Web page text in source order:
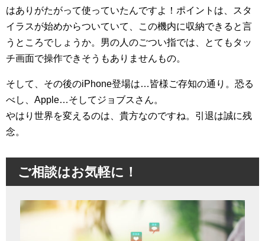
はありがたがって使っていたんですよ！ポイントは、スタ
イラスが始めからついていて、この機内に収納できると言
うところでしょうか。男の人のごつい指では、とてもタッ
チ画面で操作できそうもありませんもの。
そして、その後のiPhone登場は…皆様ご存知の通り。恐る
べし、Apple…そしてジョブスさん。
やはり世界を変えるのは、貴方なのですね。引退は誠に残
念。
ご相談はお気軽に！